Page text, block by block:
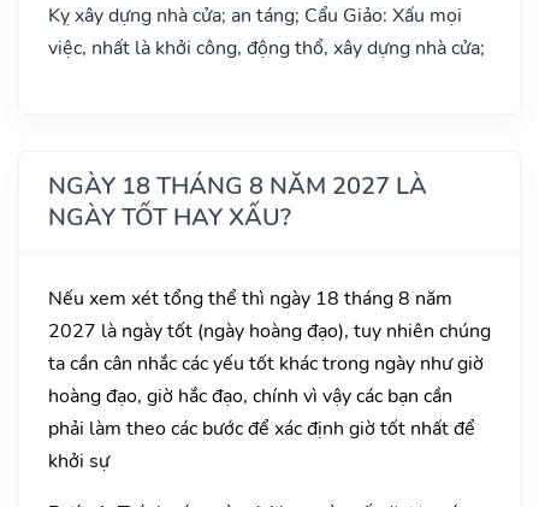
Kỵ xây dựng nhà cửa; an táng; Cẩu Giảo: Xấu mọi
việc, nhất là khởi công, động thổ, xây dựng nhà cửa;
NGÀY 18 THÁNG 8 NĂM 2027 LÀ
NGÀY TỐT HAY XẤU?
Nếu xem xét tổng thể thì ngày 18 tháng 8 năm
2027 là ngày tốt (ngày hoàng đạo), tuy nhiên chúng
ta cần cân nhắc các yếu tốt khác trong ngày như giờ
hoàng đạo, giờ hắc đạo, chính vì vậy các bạn cần
phải làm theo các bước để xác định giờ tốt nhất để
khởi sự